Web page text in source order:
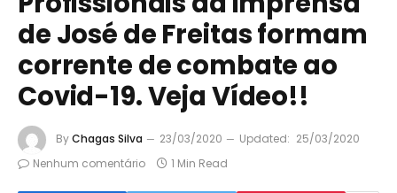
de José de Freitas formam
corrente de combate ao
Covid-19. Veja Vídeo!!
ByChagas Silva 23/03/2020 Updated: 25/03/2020
Nenhum comentário
1 Min Read